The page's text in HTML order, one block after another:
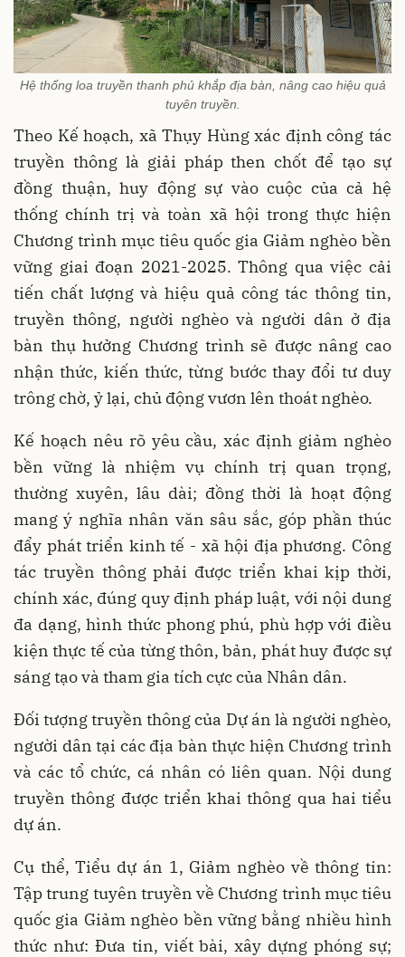
Hệ thống loa truyền thanh phủ khắp địa bàn, nâng cao hiệu quả
tuyên truyền.
Theo Kế hoạch, xã Thụy Hùng xác định công tác
truyền thông là giải pháp then chốt để tạo sự
đồng thuận, huy động sự vào cuộc của cả hệ
thống chính trị và toàn xã hội trong thực hiện
Chương trình mục tiêu quốc gia Giảm nghèo bền
vững giai đoạn 2021-2025. Thông qua việc cải
tiến chất lượng và hiệu quả công tác thông tin,
truyền thông, người nghèo và người dân ở địa
bàn thụ hưởng Chương trình sẽ được nâng cao
nhận thức, kiến thức, từng bước thay đổi tư duy
trông chờ, ỷ lại, chủ động vươn lên thoát nghèo.
Kế hoạch nêu rõ yêu cầu, xác định giảm nghèo
bền vững là nhiệm vụ chính trị quan trọng,
thường xuyên, lâu dài; đồng thời là hoạt động
mang ý nghĩa nhân văn sâu sắc, góp phần thúc
đẩy phát triển kinh tế - xã hội địa phương. Công
tác truyền thông phải được triển khai kịp thời,
chính xác, đúng quy định pháp luật, với nội dung
đa dạng, hình thức phong phú, phù hợp với điều
kiện thực tế của từng thôn, bản, phát huy được sự
sáng tạo và tham gia tích cực của Nhân dân.
Đối tượng truyền thông của Dự án là người nghèo,
người dân tại các địa bàn thực hiện Chương trình
và các tổ chức, cá nhân có liên quan. Nội dung
truyền thông được triển khai thông qua hai tiểu
dự án.
Cụ thể, Tiểu dự án 1, Giảm nghèo về thông tin:
Tập trung tuyên truyền về Chương trình mục tiêu
quốc gia Giảm nghèo bền vững bằng nhiều hình
thức như: Đưa tin, viết bài, xây dựng phóng sự;